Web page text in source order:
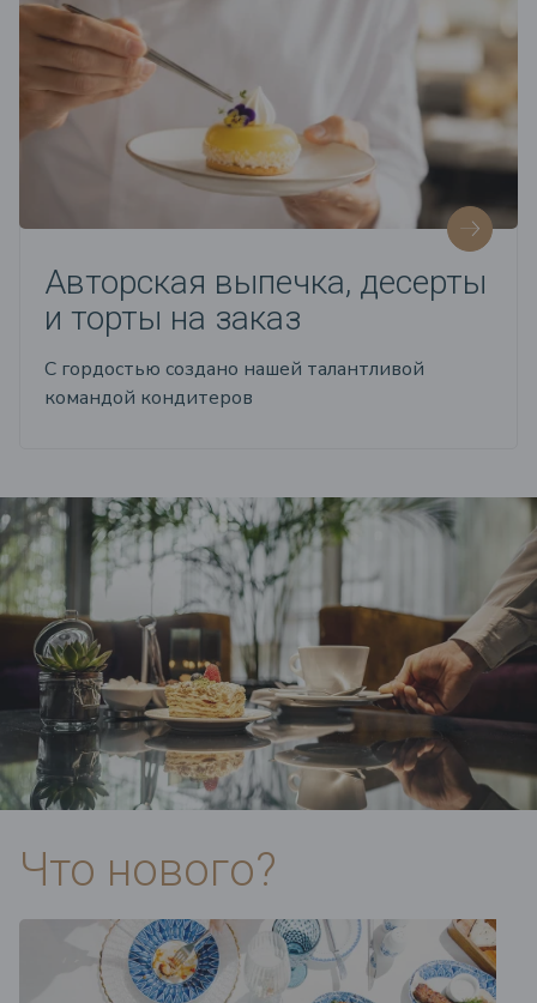
Авторская выпечка, десерты
и торты на заказ
С гордостью создано нашей талантливой
командой кондитеров
Что нового?